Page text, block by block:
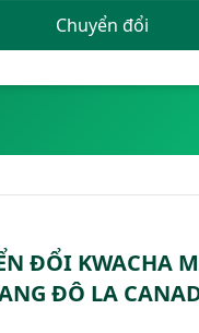
Chuyển đổi
ĐỔI KWACHA
ĐÔ LA